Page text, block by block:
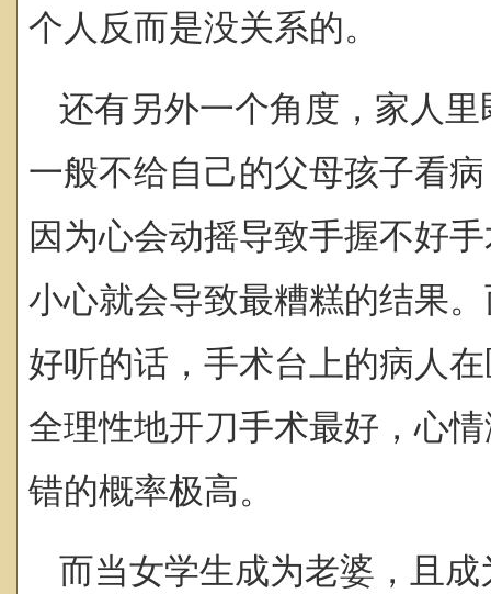
个人反而是没关系的。
还有另外一个角度，家人
一般不给自己的父母孩子看
因为心会动摇导致手握不好
小心就会导致最糟糕的结果
好听的话，手术台上的病人
全理性地开刀手术最好，心
错的概率极高。
而当女学生成为老婆，且